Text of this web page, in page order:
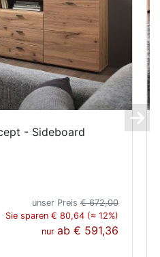
- Sideboard
unser Preis€ 672,00
Sie sparen € 80,64 (≈ 12%)
nurab€ 591,36